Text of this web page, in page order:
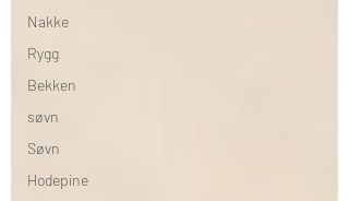
Nakke
Rygg
Bekken
søvn
Søvn
Hodepine